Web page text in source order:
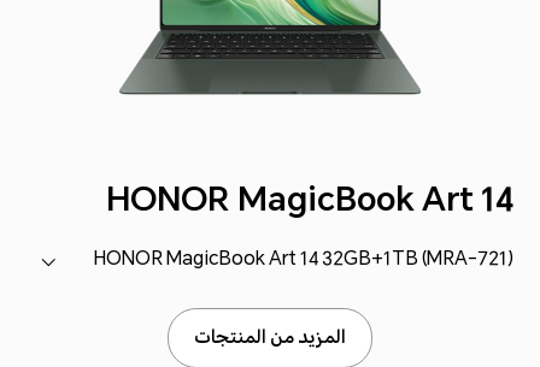
HONOR MagicBook Art 14
HONOR MagicBook Art 14 32GB+1TB (MRA-721)
المزيد من المنتجات